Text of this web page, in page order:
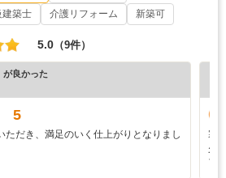
建築士 介護リフォーム 新築可
5.0 （9件）
が良かった
5
ただき、満足のいく仕上がりとなりまし
寒
少
ブ